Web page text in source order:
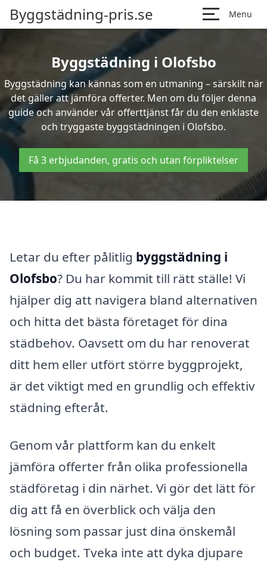
Byggstädning-pris.se Menu
Byggstädning i Olofsbo
Byggstädning kan kännas som en utmaning – särskilt när
det gäller att jämföra offerter. Men om du följer denna
guide och använder vår offerttjänst får du den enklaste
och tryggaste byggstädningen i Olofsbo.
Få 3 erbjudanden, gratis och utan förpliktelser
Letar du efter pålitlig byggstädning i
Olofsbo? Du har kommit till rätt ställe! Vi
hjälper dig att navigera bland alternativen
och hitta det bästa företaget för dina
städbehov. Oavsett om du har renoverat
ditt hem eller utfört större byggprojekt,
är det viktigt med en grundlig och effektiv
städning efteråt.
Genom vår plattform kan du enkelt
jämföra offerter från olika professionella
städföretag i din närhet. Vi gör det lätt för
dig att få en överblick och välja den
lösning som passar just dina önskemål
och budget. Tveka inte att dyka djupare